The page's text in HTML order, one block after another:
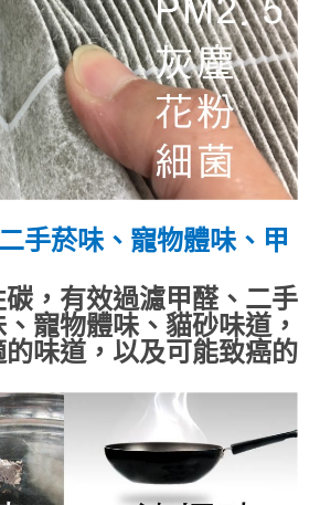
二手菸味、寵物體味、甲
，有效過濾甲醛、二手
寵物體味、貓砂味道，
味道，以及可能致癌的